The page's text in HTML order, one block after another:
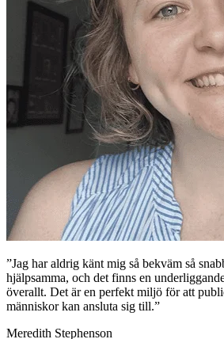
”Jag har aldrig känt mig så bekväm så
hjälpsamma, och det finns en
överallt. Det är en perfekt miljö för att
människor kan ansluta sig till.”
Meredith Stephenson